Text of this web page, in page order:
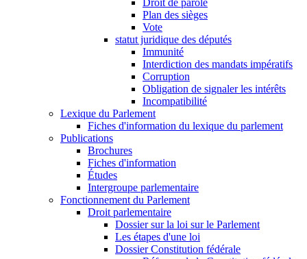
Droit de parole
Plan des sièges
Vote
statut juridique des députés
Immunité
Interdiction des mandats impératifs
Corruption
Obligation de signaler les intérêts
Incompatibilité
Lexique du Parlement
Fiches d'information du lexique du parlement
Publications
Brochures
Fiches d'information
Études
Intergroupe parlementaire
Fonctionnement du Parlement
Droit parlementaire
Dossier sur la loi sur le Parlement
Les étapes d'une loi
Dossier Constitution fédérale